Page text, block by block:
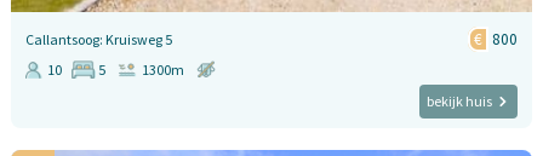
Callantsoog: Kruisweg 5 800
10 5
1300m
bekijk huis